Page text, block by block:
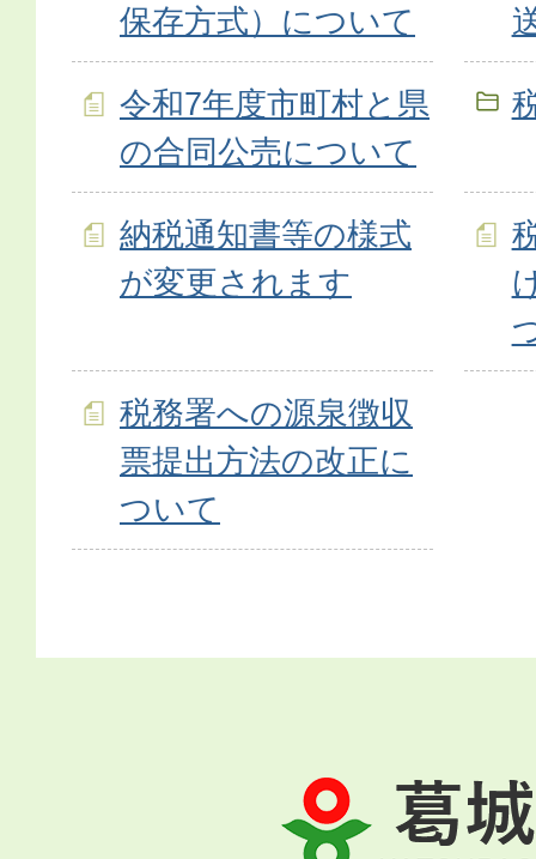
保存方式）について
令和7年度市町村と県
の合同公売について
納税通知書等の様式
が変更されます
税務署への源泉徴収
票提出方法の改正に
ついて
葛
城